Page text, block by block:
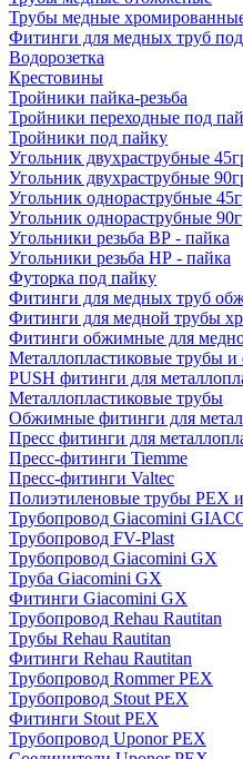
Трубы медные
Фитинги для медных труб
Водорозетка
Крестовины
Тройники пайка-резьба
Тройники переходные под
Тройники под пайку
Угольник двухраструбные
Угольник двухраструбные
Угольник однораструбные
Угольник однораструбные
Угольники резьба ВР - пайка
Угольники резьба НР - пайка
Футорка под пайку
Фитинги для медных труб
Фитинги для медной трубы
Фитинги обжимные для
Металлопластиковые трубы
PUSH фитинги для
Металлопластиковые трубы
Обжимные фитинги для
Пресс фитинги для
Пресс-фитинги Tiemme
Пресс-фитинги Valtec
Полиэтиленовые трубы PEX
Трубопровод Giacomini
Трубопровод FV-Plast
Трубопровод Giacomini GX
Труба Giacomini GX
Фитинги Giacomini GX
Трубопровод Rehau Rautitan
Трубы Rehau Rautitan
Фитинги Rehau Rautitan
Трубопровод Rommer PEX
Трубопровод Stout PEX
Фитинги Stout PEX
Трубопровод Uponor PEX